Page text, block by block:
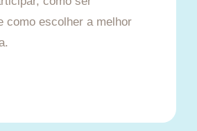
como escolher a melhor